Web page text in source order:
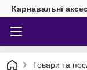
Карнавальні
Товари та